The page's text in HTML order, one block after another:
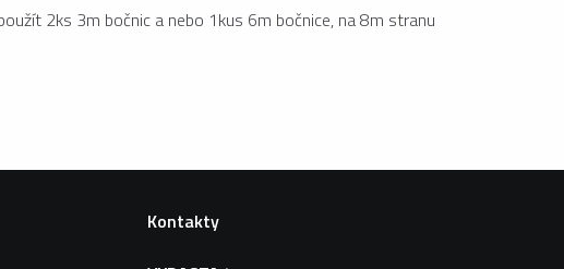
2ks 3m bočnic a nebo 1kus 6m bočnice, na 8m stranu
Kontakty